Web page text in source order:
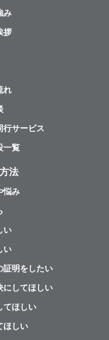
み
拶
れ
行サービス
一覧
法
悩み
い
い
証明をしたい
にしてほしい
てほしい
ほしい